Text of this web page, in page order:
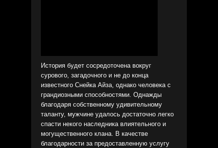
История будет сосредоточена вокруг
сурового, загадочного и не до конца
известного Снейка Айза, однако человека с
грандиозными способностями. Однажды
благодаря собственному удивительному
таланту, мужчине удалось достаточно легко
спасти некого наследника влиятельного и
могущественного клана. В качестве
благодарности за предоставленную услугу